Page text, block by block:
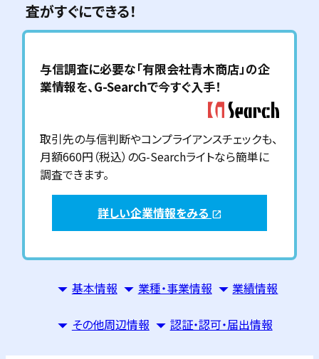
査がすぐにできる！
与信調査に必要な「有限会社青木商店」の企
業情報を、G-Searchで今すぐ入手！
取引先の与信判断やコンプライアンスチェックも、
月額660円（税込）のG-Searchライトなら簡単に
調査できます。
詳しい企業情報をみる open_in_new
基本情報 業種・事業情報 業績情報
その他周辺情報 認証・認可・届出情報